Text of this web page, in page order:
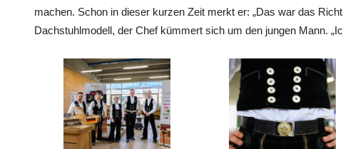
machen. Schon in dieser kurzen Zeit merkt er: „Das war das
Dachstuhlmodell, der Chef kümmert sich um den jungen Mann.